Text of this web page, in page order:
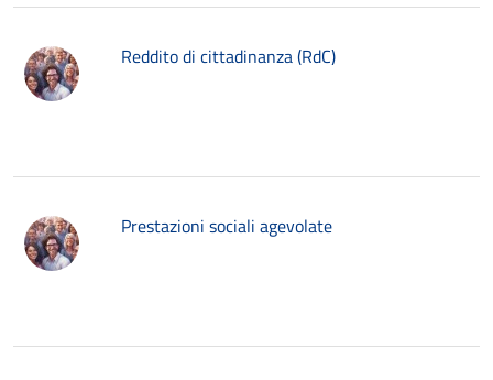
Reddito di cittadinanza (RdC)
Prestazioni sociali agevolate